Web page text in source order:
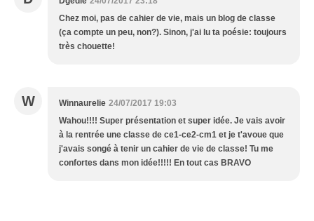
Chez moi, pas de cahier de vie, mais un blog de classe
(ça compte un peu, non?). Sinon, j'ai lu ta poésie: toujours
très chouette!
W Winnaurelie 24/07/2017 19:03
Wahou!!!! Super présentation et super idée. Je vais avoir
à la rentrée une classe de ce1-ce2-cm1 et je t'avoue que
j'avais songé à tenir un cahier de vie de classe! Tu me
confortes dans mon idée!!!!! En tout cas BRAVO